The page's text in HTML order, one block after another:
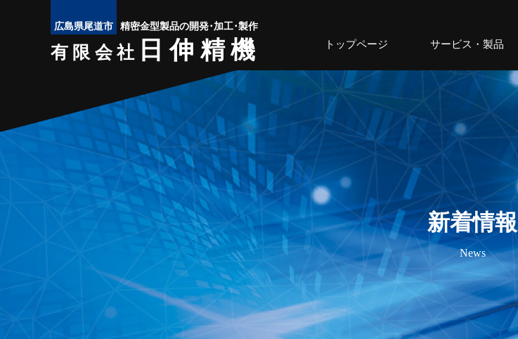
広島県尾道市 精密金型製品の開発･加工･製作
有限会社 日伸精機 トップページ サービス・製品
新着情報
News